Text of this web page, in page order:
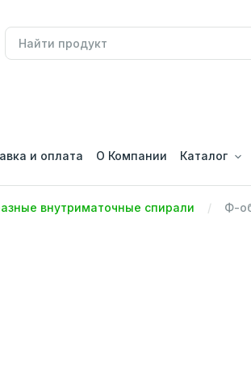
и оплата О Компании Каталог
внутриматочные спирали Ф-